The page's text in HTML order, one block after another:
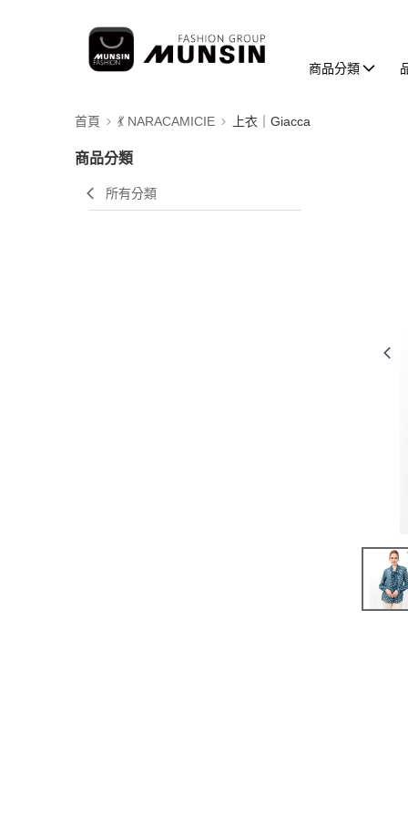
商品分類
首頁 💃 NARACAMICIE 上衣｜Giacca
商品分類
所有分類